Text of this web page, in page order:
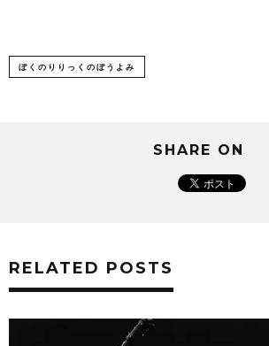
ぼくのりりっくのぼうよみ
SHARE ON
RELATED POSTS